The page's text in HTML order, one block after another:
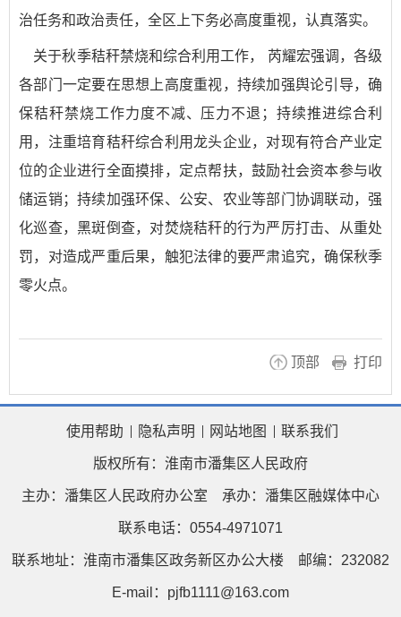
治任务和政治责任，全区上下务必高度重视，认真落实。
关于秋季秸秆禁烧和综合利用工作， 芮耀宏强调，各级
各部门一定要在思想上高度重视，持续加强舆论引导，确
保秸秆禁烧工作力度不减、压力不退；持续推进综合利
用，注重培育秸秆综合利用龙头企业，对现有符合产业定
位的企业进行全面摸排，定点帮扶，鼓励社会资本参与收
储运销；持续加强环保、公安、农业等部门协调联动，强
化巡查，黑斑倒查，对焚烧秸秆的行为严厉打击、从重处
罚，对造成严重后果，触犯法律的要严肃追究，确保秋季
零火点。
顶部 打印
使用帮助 隐私声明 网站地图 联系我们
版权所有：淮南市潘集区人民政府
主办：潘集区人民政府办公室 承办：潘集区融媒体中心
联系电话：0554-4971071
联系地址：淮南市潘集区政务新区办公大楼 邮编：232082
E-mail：pjfb1111@163.com